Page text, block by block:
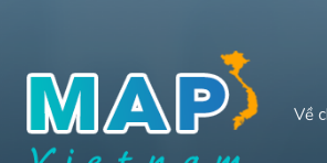
Về